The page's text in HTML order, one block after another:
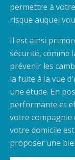
permettre à
risque auquel
Il est ainsi
sécurité, comme
prévenir les
la fuite à la vue
une étude. En
performante et
votre compagnie
votre domicile
proposer une